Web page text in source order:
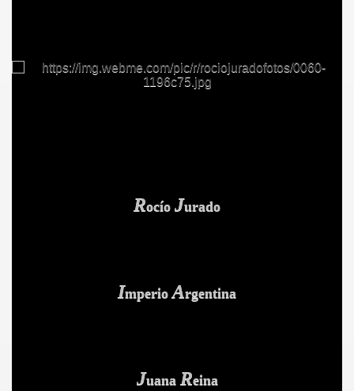
Rocío Jurado
ImperioArgentina
Juana Reina